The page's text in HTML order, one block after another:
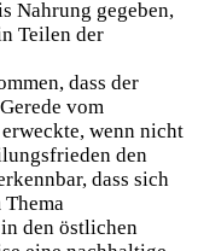
Nahrung gegeben,
Teilen der
dass der
vom
wenn nicht
den
dass sich
den östlichen